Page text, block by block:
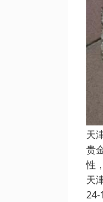
天
贵
性
天
24-